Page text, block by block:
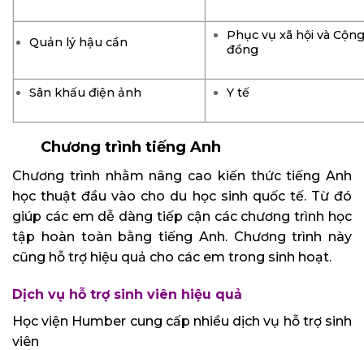
Quản lý hậu cần
Phục vụ xã hội và Cộng
đồng
Sân khấu điện ảnh Y tế
Chương trình tiếng Anh
Chương trình nhằm nâng cao kiến thức tiếng Anh
học thuật đầu vào cho du học sinh quốc tế. Từ đó
giúp các em dễ dàng tiếp cận các chương trình học
tập hoàn toàn bằng tiếng Anh. Chương trình này
cũng hỗ trợ hiệu quả cho các em trong sinh hoạt.
Dịch vụ hỗ trợ sinh viên hiệu quả
Học viện Humber cung cấp nhiều dịch vụ hỗ trợ sinh
viên